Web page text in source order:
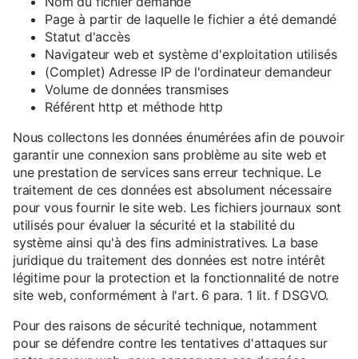
Page à partir de laquelle le fichier a été demandé
Statut d'accès
Navigateur web et système d'exploitation utilisés
(Complet) Adresse IP de l'ordinateur demandeur
Volume de données transmises
Référent http et méthode http
Nous collectons les données énumérées afin de pouvoir
garantir une connexion sans problème au site web et
une prestation de services sans erreur technique. Le
traitement de ces données est absolument nécessaire
pour vous fournir le site web. Les fichiers journaux sont
utilisés pour évaluer la sécurité et la stabilité du
système ainsi qu'à des fins administratives. La base
juridique du traitement des données est notre intérêt
légitime pour la protection et la fonctionnalité de notre
site web, conformément à l'art. 6 para. 1 lit. f DSGVO.
Pour des raisons de sécurité technique, notamment
pour se défendre contre les tentatives d'attaques sur